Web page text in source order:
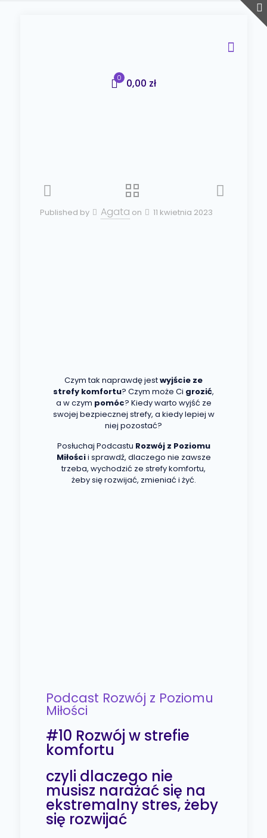
0 0,00 zł
Published by Agata on 11 kwietnia 2023
Czym tak naprawdę jestwyjście ze
strefy komfortu? Czym może Ci grozić,
a w czym pomóc? Kiedy warto wyjść ze
swojej bezpiecznej strefy, a kiedy lepiej w
niej pozostać?
Posłuchaj Podcastu Rozwój z Poziomu
Miłościi sprawdź, dlaczego nie zawsze
trzeba, wychodzić ze strefy komfortu,
żeby się rozwijać, zmieniać i żyć.
Podcast Rozwój z Poziomu
Miłości
#10 Rozwój w strefie
komfortu
czyli dlaczego nie
musisz narażać się na
ekstremalny stres, żeby
się rozwijać